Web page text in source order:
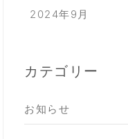
2024年9月
カテゴリー
お知らせ